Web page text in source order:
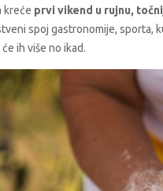
kreće prvi vikend u rujnu,
spoj gastronomije, sporta,
ih više no ikad.